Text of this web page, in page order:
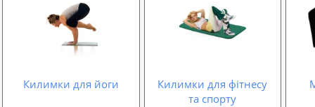
Килимки для йоги
Килимки для фітнесу
та спорту